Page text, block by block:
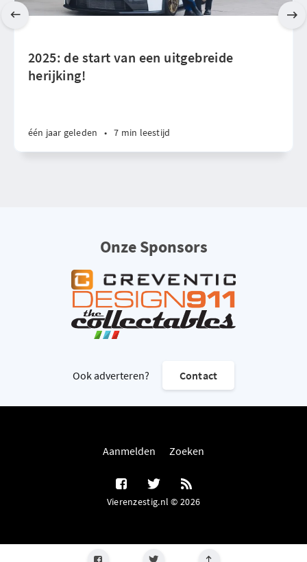
2025: de start van een uitgebreide
herijking!
één jaar geleden • 7 min leestijd
Onze Sponsors
Ook adverteren? Contact
Aanmelden Zoeken
Vierenzestig.nl © 2026